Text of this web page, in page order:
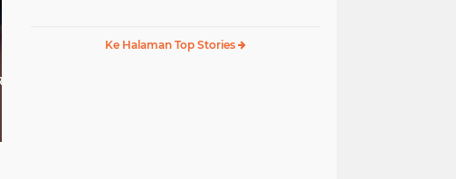
Ke Halaman Top Stories